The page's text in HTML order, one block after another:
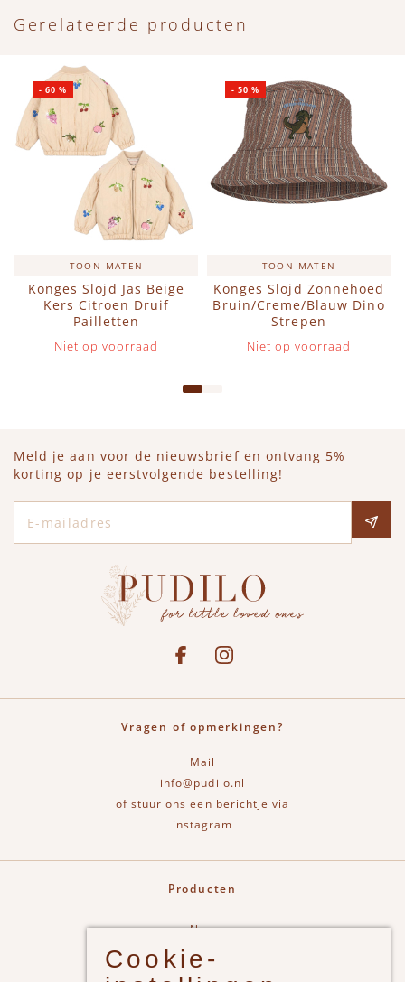
Gerelateerde producten
TOON MATEN
Konges Slojd Jas Beige
Kers Citroen Druif
Pailletten
Niet op voorraad
-60 %
TOON MATEN
Konges Slojd Zonnehoed
Bruin/Creme/Blauw Dino
Strepen
Niet op voorraad
-50 %
Meld je aan voor de nieuwsbrief en ontvang 5%
korting op je eerstvolgende bestelling!
See our FacebookBekijk onze Instagram pagina
Vragen of opmerkingen?
Mail
info@pudilo.nl
of stuur ons een berichtje via
instagram
Producten
New
Jongens
Cookie-